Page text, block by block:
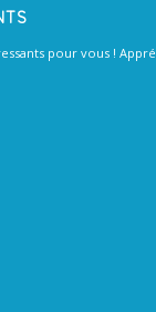
pour vous !